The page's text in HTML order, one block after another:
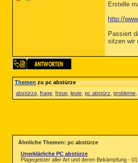
Erstelle
http://
Passiert
sitzen wir
Themenzu pc abstürze
abstürze frage freue leute pc abstürz probleme
Ähnliche Themen: pc abstürze
Unerklärliche PC abstürze
Plagegeister aller Art und deren Bekämpfung -